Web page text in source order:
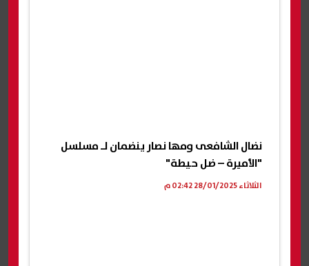
نضال الشافعى ومها نصار ينضمان لـ مسلسل
"الأميرة – ضل حيطة"
الثلاثاء 28/01/2025 02:42 م